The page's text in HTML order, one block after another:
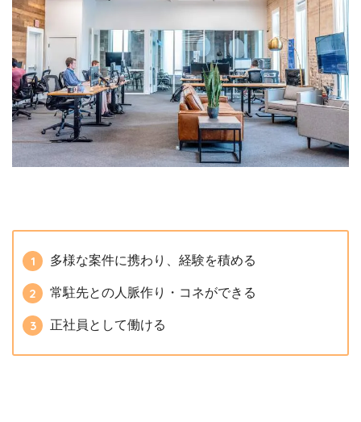
多様な案件に携わり、経験を積める
常駐先との人脈作り・コネができる
正社員として働ける